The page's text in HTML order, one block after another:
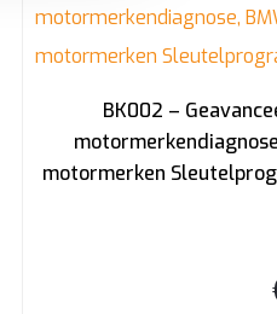
BK002 –
motormerken